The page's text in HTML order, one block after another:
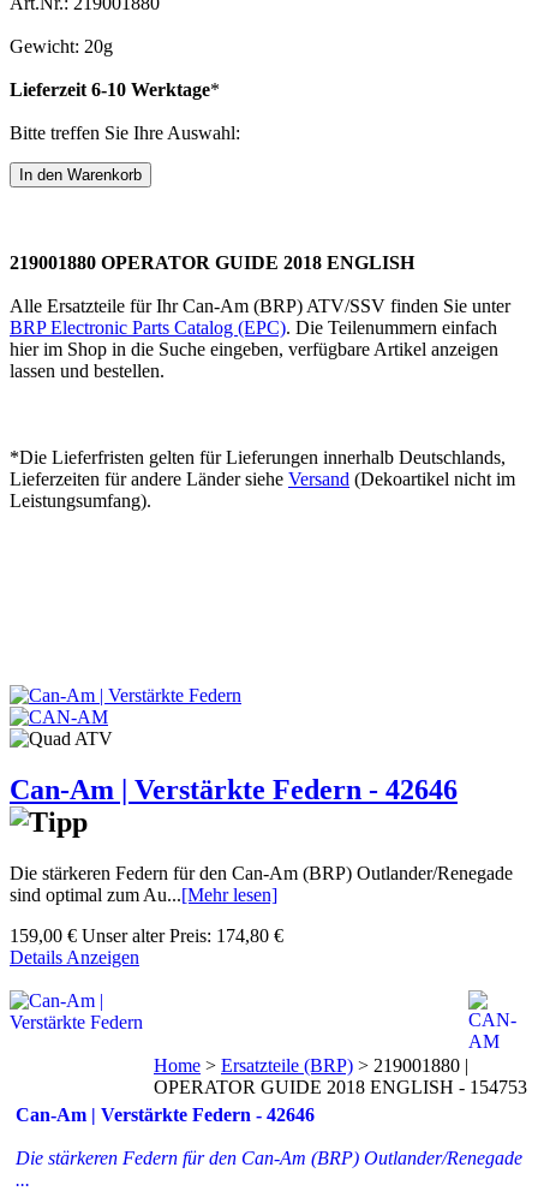
Gewicht: 20g
Lieferzeit 6-10 Werktage*
Bitte treffen Sie Ihre Auswahl:
219001880 OPERATOR GUIDE 2018 ENGLISH
Alle Ersatzteile für Ihr Can-Am (BRP) ATV/SSV finden Sie unter
BRP Electronic Parts Catalog (EPC). Die Teilenummern einfach
hier im Shop in die Suche eingeben, verfügbare Artikel anzeigen
lassen und bestellen.
*Die Lieferfristen gelten für Lieferungen innerhalb Deutschlands,
Lieferzeiten für andere Länder siehe Versand (Dekoartikel nicht im
Leistungsumfang).
Can-Am | Verstärkte Federn - 42646
Die stärkeren Federn für den Can-Am (BRP) Outlander/Renegade
sind optimal zum Au...[Mehr lesen]
159,00 € Unser alter Preis: 174,80 €
Details Anzeigen
Can-Am | Verstärkte Federn - 42646
Die stärkeren Federn für den Can-Am (BRP) Outlander/Renegade
...
Home > Ersatzteile (BRP) > 219001880 |
OPERATOR GUIDE 2018 ENGLISH - 154753